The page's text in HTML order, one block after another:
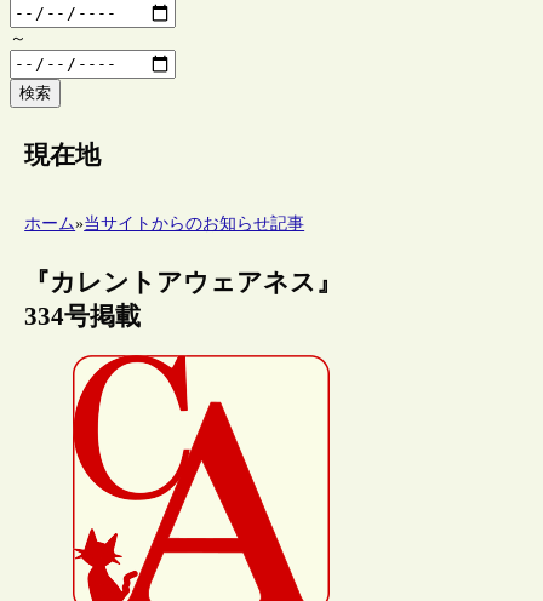
～
検索
現在地
ホーム»当サイトからのお知らせ記事
『カレントアウェアネス』
334号掲載